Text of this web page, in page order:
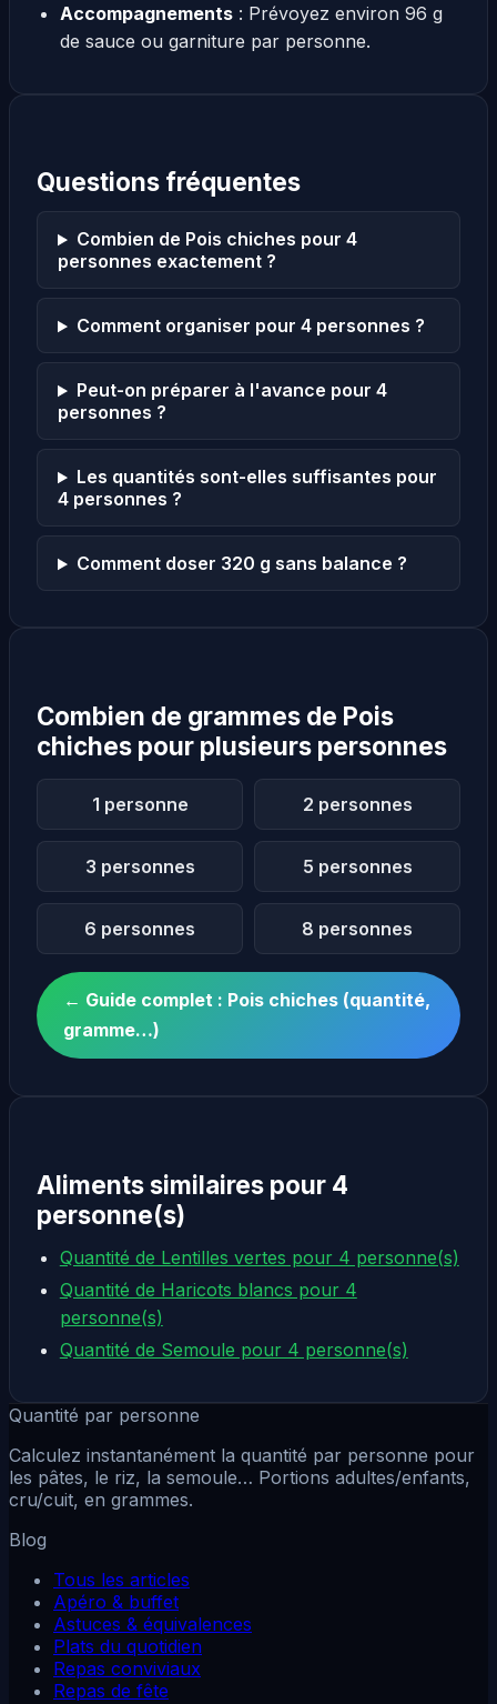
Accompagnements: Prévoyez environ 96 g
de sauce ou garniture par personne.
Questions fréquentes
Combien de Pois chiches pour 4
personnes exactement ?
Comment organiser pour 4 personnes ?
Peut-on préparer à l'avance pour 4
personnes ?
Les quantités sont-elles suffisantes pour
4 personnes ?
Comment doser 320 g sans balance ?
Combien de grammes de Pois
chiches pour plusieurs personnes
1 personne 2 personnes
3 personnes 5 personnes
6 personnes 8 personnes
← Guide complet : Pois chiches (quantité,
gramme…)
Aliments similaires pour 4
personne(s)
Quantité de Lentilles vertes pour 4 personne(s)
Quantité de Haricots blancs pour 4
personne(s)
Quantité de Semoule pour 4 personne(s)
Quantité par personne
Calculez instantanément la quantité par personne pour
les pâtes, le riz, la semoule… Portions adultes/enfants,
cru/cuit, en grammes.
Blog
Tous les articles
Apéro & buffet
Astuces & équivalences
Plats du quotidien
Repas conviviaux
Repas de fête